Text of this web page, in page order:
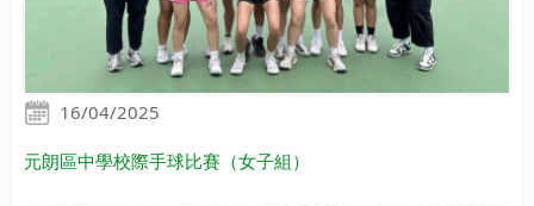
16/04/2025
元朗區中學校際手球比賽（女子組）